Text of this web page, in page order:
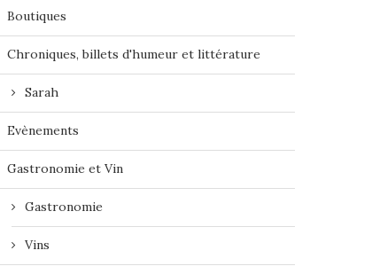
Boutiques
Chroniques, billets d'humeur et littérature
Sarah
Evènements
Gastronomie et Vin
Gastronomie
Vins